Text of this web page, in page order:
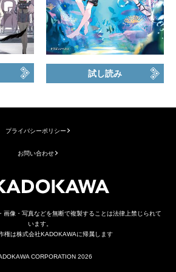
試し読み
プライバシーポリシー
お問い合わせ
画像・写真などを無断で複製することは法律上禁じられて
います。
権は株式会社KADOKAWAに帰属します
CORPORATION 2026